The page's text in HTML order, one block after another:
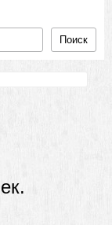
Поиск